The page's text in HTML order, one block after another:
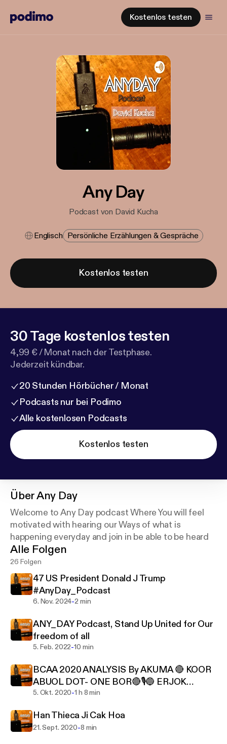
Kostenlos testen
Any Day
Podcast von David Kucha
Englisch Persönliche Erzählungen & Gespräche
Kostenlos testen
30 Tage kostenlos testen
4,99 € / Monat nach der Testphase.
Jederzeit kündbar.
20 Stunden Hörbücher / Monat
Podcasts nur bei Podimo
Alle kostenlosen Podcasts
Kostenlos testen
ÜberAny Day
Welcome to Any Day podcast Where You will feel
motivated with hearing our Ways of what is
happening everyday and join in be able to be heard
Alle Folgen
26 Folgen
47 US President Donald J Trump
#AnyDay_Podcast
6. Nov. 2024-2 min
ANY_DAY Podcast, Stand Up United for Our
freedom of all
5. Feb. 2022-10 min
BCAA 2020 ANALYSIS By AKUMA 🔴 KOOR
ABUOL DOT- ONE BOR🔴🎙️🔵 ERJOK
APECH ERJOK - BOR VALUES FIRST🔵
5. Okt. 2020-1 h 8 min
Han Thieca Ji Cak Hoa
21. Sept. 2020-8 min